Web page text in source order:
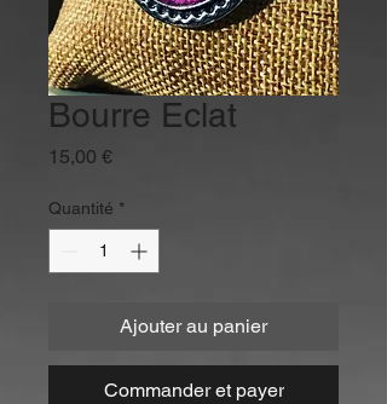
Bourre Eclat
15,00 €Prix
Quantité *
Ajouter au panier
Commander et payer